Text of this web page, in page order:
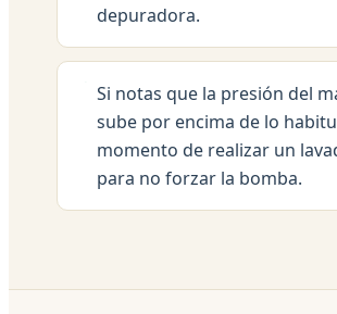
depuradora.
Si notas que la presión del
sube por encima de lo
momento de realizar un
para no forzar la bomba.